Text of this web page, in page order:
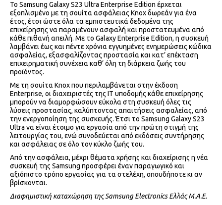
Το Samsung Galaxy S23 Ultra Enterprise Edition έρχεται
εξοπλισμένο με τη σουίτα ασφάλειας Knox δωρεάν για ένα
έτος, έτσι ώστε όλα τα εμπιστευτικά δεδομένα της
επιχείρησης να παραμένουν ασφαλή και προστατευμένα από
κάθε πιθανή απειλή. Με το Galaxy Enterprise Edition, η συσκευή
λαμβάνει έως και πέντε χρόνια εγγυημένες ενημερώσεις κώδικα
ασφαλείας, εξασφαλίζοντας προστασία και κατ’ επέκταση
επιχειρηματική συνέχεια καθ’ όλη τη διάρκεια ζωής του
προϊόντος.
Με τη σουίτα Knox που περιλαμβάνεται στην έκδοση
Enterprise, οι διαχειριστές της ΙΤ υποδομής κάθε επιχείρησης
μπορούν να διαμορφώσουν εύκολα στη συσκευή όλες τις
λύσεις προστασίας, καλύπτοντας απαιτήσεις ασφαλείας, από
την ενεργοποίηση της συσκευής. Έτσι το Samsung Galaxy S23
Ultra να είναι έτοιμο για εργασία από την πρώτη στιγμή της
λειτουργίας του, ενώ συνοδεύεται από εκδόσεις συντήρησης
και ασφάλειας σε όλο τον κύκλο ζωής του.
Από την ασφάλεια, μέχρι θέματα χρήσης και διαχείρισης η νέα
συσκευή της Samsung προσφέρει έναν παραγωγικό και
αξιόπιστο τρόπο εργασίας για τα στελέχη, οπουδήποτε κι αν
βρίσκονται.
Διαφημιστική καταχώρηση της Samsung Electronics Ελλάς Μ.Α.Ε.